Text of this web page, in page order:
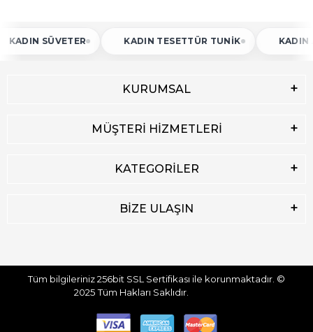
KADIN TESETTÜR TUNIK KADIN ATLET
KURUMSAL
MÜŞTERİ HİZMETLERİ
KATEGORİLER
BİZE ULAŞIN
Tüm bilgileriniz 256bit SSL Sertifikası ile korunmaktadır. ©
2025Tüm Hakları Saklıdır.